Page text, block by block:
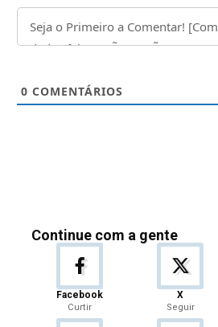
0 COMENTÁRIOS
Continue com a gente
Facebook
Curtir
X
Seguir